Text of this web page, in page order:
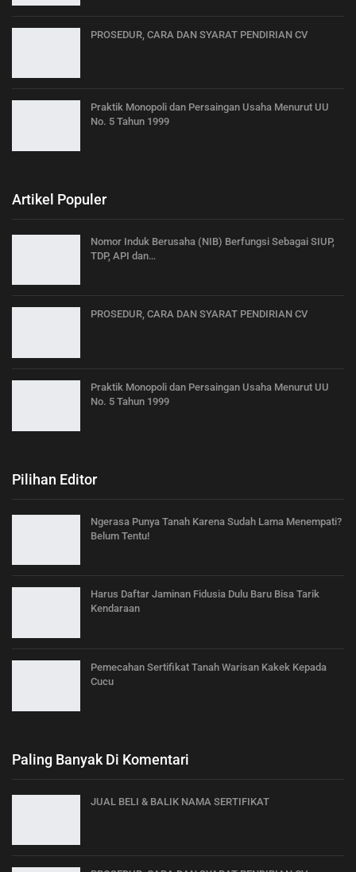
PROSEDUR, CARA DAN SYARAT PENDIRIAN CV
Praktik Monopoli dan Persaingan Usaha Menurut UU
No. 5 Tahun 1999
Artikel Populer
Nomor Induk Berusaha (NIB) Berfungsi Sebagai SIUP,
TDP, API dan…
PROSEDUR, CARA DAN SYARAT PENDIRIAN CV
Praktik Monopoli dan Persaingan Usaha Menurut UU
No. 5 Tahun 1999
Pilihan Editor
Ngerasa Punya Tanah Karena Sudah Lama Menempati?
Belum Tentu!
Harus Daftar Jaminan Fidusia Dulu Baru Bisa Tarik
Kendaraan
Pemecahan Sertifikat Tanah Warisan Kakek Kepada
Cucu
Paling Banyak Di Komentari
JUAL BELI & BALIK NAMA SERTIFIKAT